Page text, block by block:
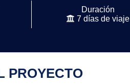
Todo el año
Duración
7 días de viaje
PROYECTO